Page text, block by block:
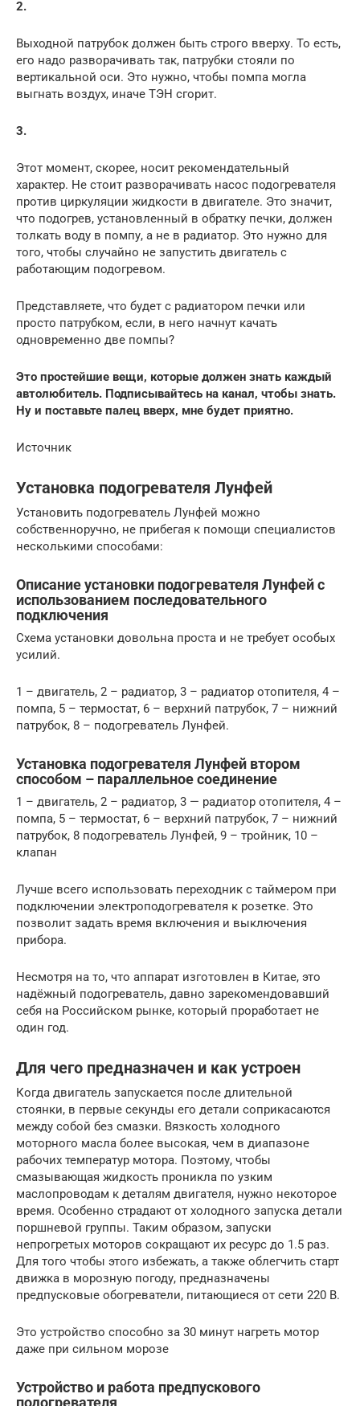
2.
Выходной патрубок должен быть строго вверху. То есть,
его надо разворачивать так, патрубки стояли по
вертикальной оси. Это нужно, чтобы помпа могла
выгнать воздух, иначе ТЭН сгорит.
3.
Этот момент, скорее, носит рекомендательный
характер. Не стоит разворачивать насос подогревателя
против циркуляции жидкости в двигателе. Это значит,
что подогрев, установленный в обратку печки, должен
толкать воду в помпу, а не в радиатор. Это нужно для
того, чтобы случайно не запустить двигатель с
работающим подогревом.
Представляете, что будет с радиатором печки или
просто патрубком, если, в него начнут качать
одновременно две помпы?
Это простейшие вещи, которые должен знать каждый
автолюбитель. Подписывайтесь на канал, чтобы знать.
Ну и поставьте палец вверх, мне будет приятно.
Источник
Установка подогревателя Лунфей
Установить подогреватель Лунфей можно
собственноручно, не прибегая к помощи специалистов
несколькими способами:
Описание установки подогревателя Лунфей с
использованием последовательного
подключения
Схема установки довольна проста и не требует особых
усилий.
1 – двигатель, 2 – радиатор, 3 – радиатор отопителя, 4 –
помпа, 5 – термостат, 6 – верхний патрубок, 7 – нижний
патрубок, 8 – подогреватель Лунфей.
Установка подогревателя Лунфей втором
способом – параллельное соединение
1 – двигатель, 2 – радиатор, 3 — радиатор отопителя, 4 –
помпа, 5 – термостат, 6 – верхний патрубок, 7 – нижний
патрубок, 8 подогреватель Лунфей, 9 – тройник, 10 –
клапан
Лучше всего использовать переходник с таймером при
подключении электроподогревателя к розетке. Это
позволит задать время включения и выключения
прибора.
Несмотря на то, что аппарат изготовлен в Китае, это
надёжный подогреватель, давно зарекомендовавший
себя на Российском рынке, который проработает не
один год.
Для чего предназначен и как устроен
Когда двигатель запускается после длительной
стоянки, в первые секунды его детали соприкасаются
между собой без смазки. Вязкость холодного
моторного масла более высокая, чем в диапазоне
рабочих температур мотора. Поэтому, чтобы
смазывающая жидкость проникла по узким
маслопроводам к деталям двигателя, нужно некоторое
время. Особенно страдают от холодного запуска детали
поршневой группы. Таким образом, запуски
непрогретых моторов сокращают их ресурс до 1.5 раз.
Для того чтобы этого избежать, а также облегчить старт
движка в морозную погоду, предназначены
предпусковые обогреватели, питающиеся от сети 220 В.
Это устройство способно за 30 минут нагреть мотор
даже при сильном морозе
Устройство и работа предпускового
подогревателя